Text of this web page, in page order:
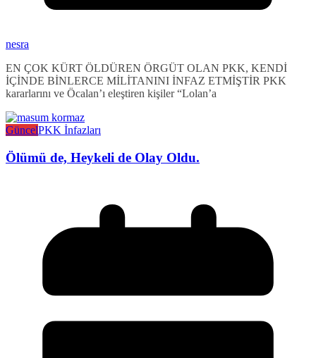
nesra
EN ÇOK KÜRT ÖLDÜREN ÖRGÜT OLAN PKK, KENDİ
İÇİNDE BİNLERCE MİLİTANINI İNFAZ ETMİŞTİR PKK
kararlarını ve Öcalan’ı eleştiren kişiler “Lolan’a
GüncelPKK İnfazları
Ölümü de, Heykeli de Olay Oldu.